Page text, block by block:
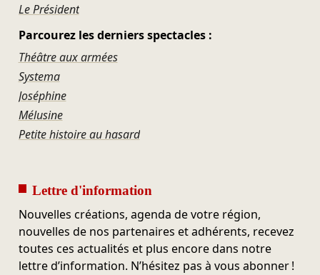
Le Président
Parcourez les derniers spectacles :
Théâtre aux armées
Systema
Joséphine
Mélusine
Petite histoire au hasard
Lettre d'information
Nouvelles créations, agenda de votre région,
nouvelles de nos partenaires et adhérents, recevez
toutes ces actualités et plus encore dans notre
lettre d’information. N’hésitez pas à vous abonner !